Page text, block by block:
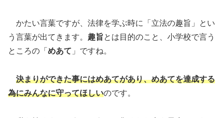
かたい言葉ですが、法律を学ぶ時に「立法の趣旨」とい
う言葉が出てきます。 趣旨とは目的のこと、小学校で言う
ところの「 めあて 」ですね。
決まりができた事にはめあてがあり、めあてを達成する
為にみんなに守ってほしいのです。